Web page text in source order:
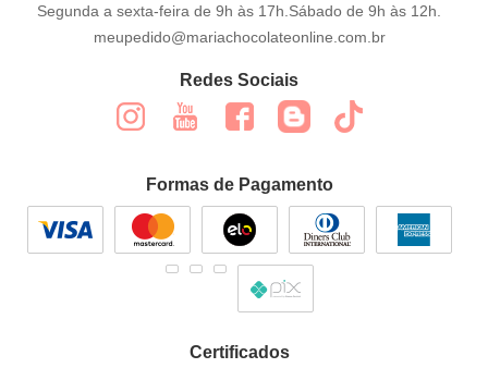
Segunda a sexta-feira de 9h às 17h.Sábado de 9h às 12h.
meupedido@mariachocolateonline.com.br
Redes Sociais
Formas de Pagamento
Certificados